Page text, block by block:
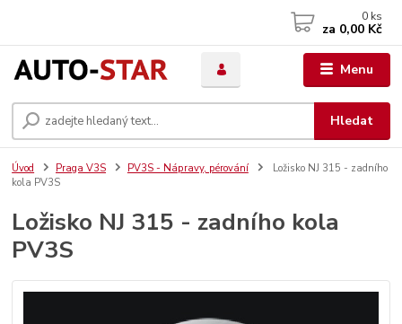
Menu
Hledat
0 ks
za 0,00 Kč
Úvod Praga V3S PV3S - Nápravy, pérování
Ložisko NJ 315 - zadního
kola PV3S
Ložisko NJ 315 - zadního kola
PV3S